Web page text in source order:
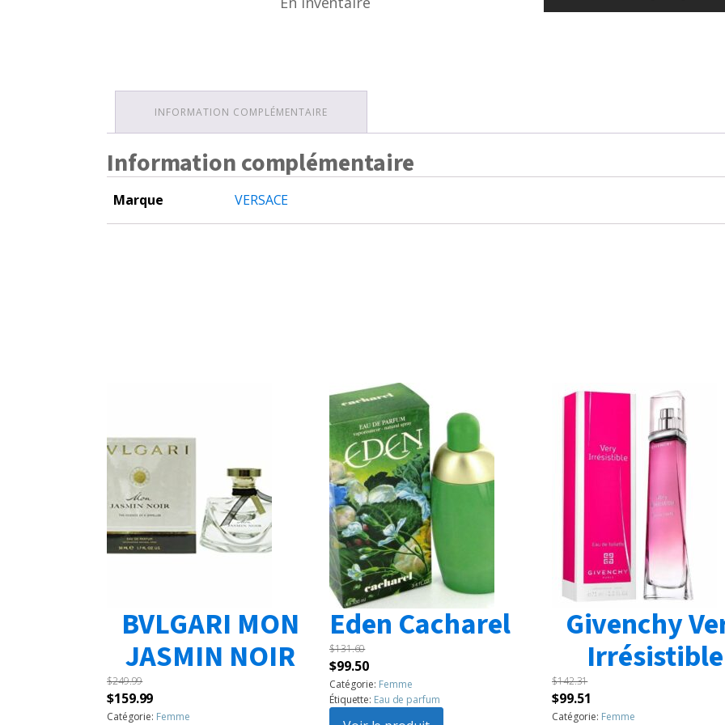
INFORMATION COMPLÉMENTAIRE
Information complémentaire
Marque VERSACE
BVLGARI MON
JASMIN NOIR
$249.99
Le
prix
$159.99Le
prix
Catégorie: Femme
Eden Cacharel
$131.60
Le
prix
initial
$99.50Le
prix
actuel
Catégorie: Femme
Étiquette: Eau de parfum
Givenchy
Irrésistible
$142.31
Le
prix
$99.51
prix
Catégorie: Femme